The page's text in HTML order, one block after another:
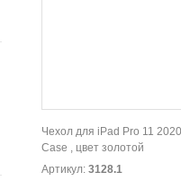
Чехол для iPad Pro 11
Case , цвет золотой
Артикул: 3128.1